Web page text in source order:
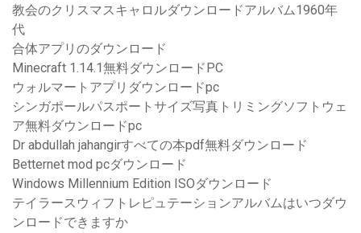
教会のクリスマスキャロルダウンロードアルバム1960年
代
合体アプリのダウンロード
Minecraft 1.14.1無料ダウンロードPC
ウォルマートアプリダウンロードpc
シンガポールパスポートサイズ写真トリミングソフトウェ
ア無料ダウンロードpc
Dr abdullah jahangirすべての本pdf無料ダウンロード
Betternet mod pcダウンロード
Windows Millennium Edition ISOダウンロード
テイラースウィフトレピュテーションアルバムはいつダウ
ンロードできますか